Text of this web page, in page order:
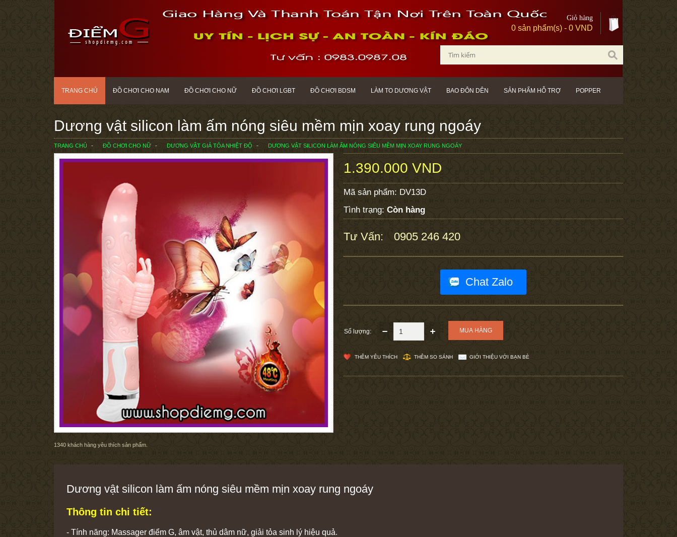
Giỏ hàng
0 sản phẩm(s) - 0 VND
TRANG CHỦ ĐỒ CHƠI CHO NAM ĐỒ CHƠI CHO NỮ ĐỒ CHƠI LGBT ĐỒ CHƠI BDSM LÀM TO DƯƠNG VẬT BAO ĐÔN DÊN SẢN PHẨM HỖ TRỢ POPPER
Dương vật silicon làm ấm nóng siêu mềm mịn xoay rung ngoáy
TRANG CHỦ ĐỒ CHƠI CHO NỮ DƯƠNG VẬT GIẢ TỎA NHIỆT ĐỘ DƯƠNG VẬT SILICON LÀM ẤM NÓNG SIÊU MỀM MỊN XOAY RUNG NGOÁY
1340 khách hàng yêu thích sản phẩm.
1.390.000 VND
Mã sản phẩm: DV13D
Tình trạng: Còn hàng
Tư Vấn: 0905 246 420
Chat Zalo
Số lượng:
THÊM YÊU THÍCH THÊM SO SÁNH GIỚI THIỆU VỚI BẠN BÈ
Dương vật silicon làm ấm nóng siêu mềm mịn xoay rung ngoáy
Thông tin chi tiết:
- Tính năng: Massager điểm G, âm vật, thủ dâm nữ, giải tỏa sinh lý hiệu quả.